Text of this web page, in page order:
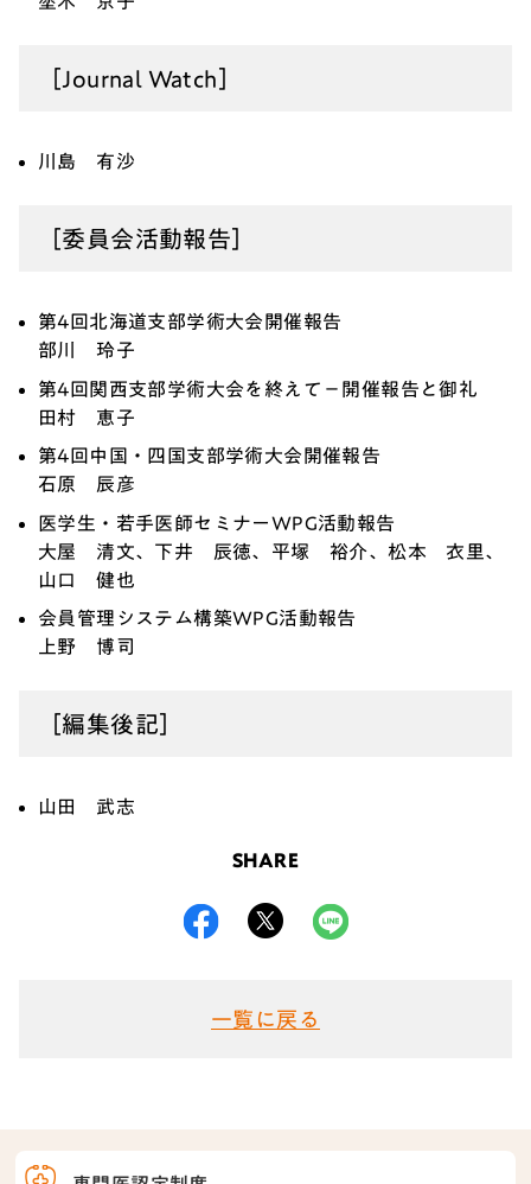
［Journal Watch］
川島 有沙
［委員会活動報告］
第4回北海道支部学術大会開催報告
部川 玲子
第4回関西支部学術大会を終えて－開催報告と御礼
田村 恵子
第4回中国・四国支部学術大会開催報告
石原 辰彦
医学生・若手医師セミナーWPG活動報告
大屋 清文、下井 辰徳、平塚 裕介、松本 衣里、
山口 健也
会員管理システム構築WPG活動報告
上野 博司
［編集後記］
山田 武志
SHARE
一覧に戻る